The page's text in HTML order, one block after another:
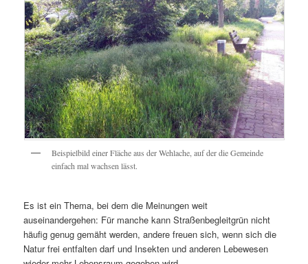
Beispielbild einer Fläche aus der Wehlache, auf der die Gemeinde
einfach mal wachsen lässt.
Es ist ein Thema, bei dem die Meinungen weit
auseinandergehen: Für manche kann Straßenbegleitgrün nicht
häufig genug gemäht werden, andere freuen sich, wenn sich die
Natur frei entfalten darf und Insekten und anderen Lebewesen